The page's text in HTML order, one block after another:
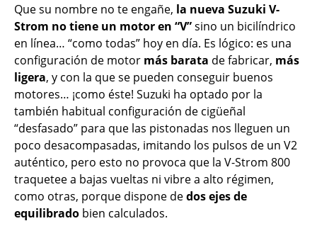
Que su nombre no te engañe, la nueva Suzuki V-
Strom no tiene un motor en “V”sino un bicilíndrico
en línea… “como todas” hoy en día. Es lógico: es una
configuración de motor más barata de fabricar, más
ligera, y con la que se pueden conseguir buenos
motores… ¡como éste! Suzuki ha optado por la
también habitual configuración de cigüeñal
“desfasado” para que las pistonadas nos lleguen un
poco desacompasadas, imitando los pulsos de un V2
auténtico, pero esto no provoca que la V-Strom 800
traquetee a bajas vueltas ni vibre a alto régimen,
como otras, porque dispone dedos ejes de
equilibrado bien calculados.